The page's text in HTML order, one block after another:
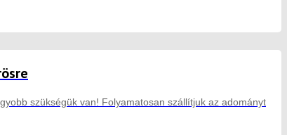
szükségük van! Folyamatosan szállítjuk az adományt